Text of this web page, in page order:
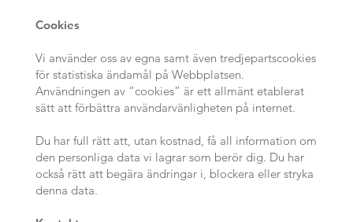
Cookies
Vi använder oss av egna samt även tredjepartscookies
för statistiska ändamål på Webbplatsen.
Användningen av “cookies” är ett allmänt etablerat
sätt att förbättra användarvänligheten på internet.
Du har full rätt att, utan kostnad, få all information om
den personliga data vi lagrar som berör dig. Du har
också rätt att begära ändringar i, blockera eller stryka
denna data.